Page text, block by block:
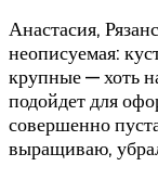
Анастасия,
неописуемая:
крупные — хоть
подойдет для
совершенно
выращиваю,